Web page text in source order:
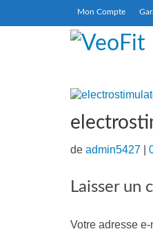
Mon Compte
de admin5427
Laisser un
Votre adresse